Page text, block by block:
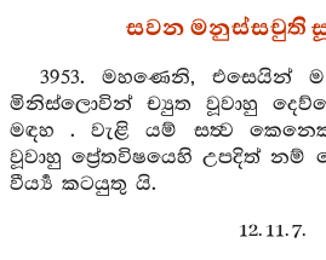
සවන මනුස්සචුති
3953. මහණෙනි, එසෙයින්
මිනිස්ලොවින් ච්‍යුත වූවාහු
මඳහ . වැළි යම් සත්‍ව
වූවාහු ප්‍රේතවිෂයෙහි උපදිත්
වීර්‍ය්‍ය කටයුතු යි.
12. 11. 7.